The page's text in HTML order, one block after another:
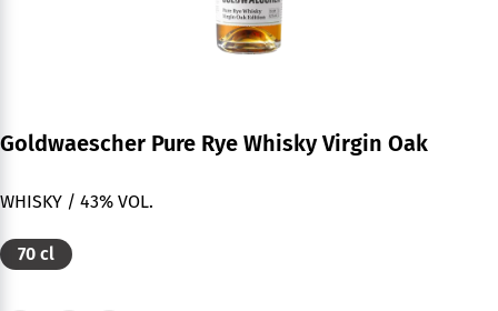
Goldwaescher Pure Rye Whisky Virgin Oak
WHISKY / 43% VOL.
70 cl